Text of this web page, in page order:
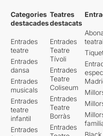
Categories
destacades
Entrades
teatre
Entrades
dansa
Entrades
musicals
Entrades
teatre
infantil
Entrades
Teatres
destacats
Entrades
Teatre
Tívoli
Entrades
Teatre
Coliseum
Entrades
Teatre
Borràs
Entrades